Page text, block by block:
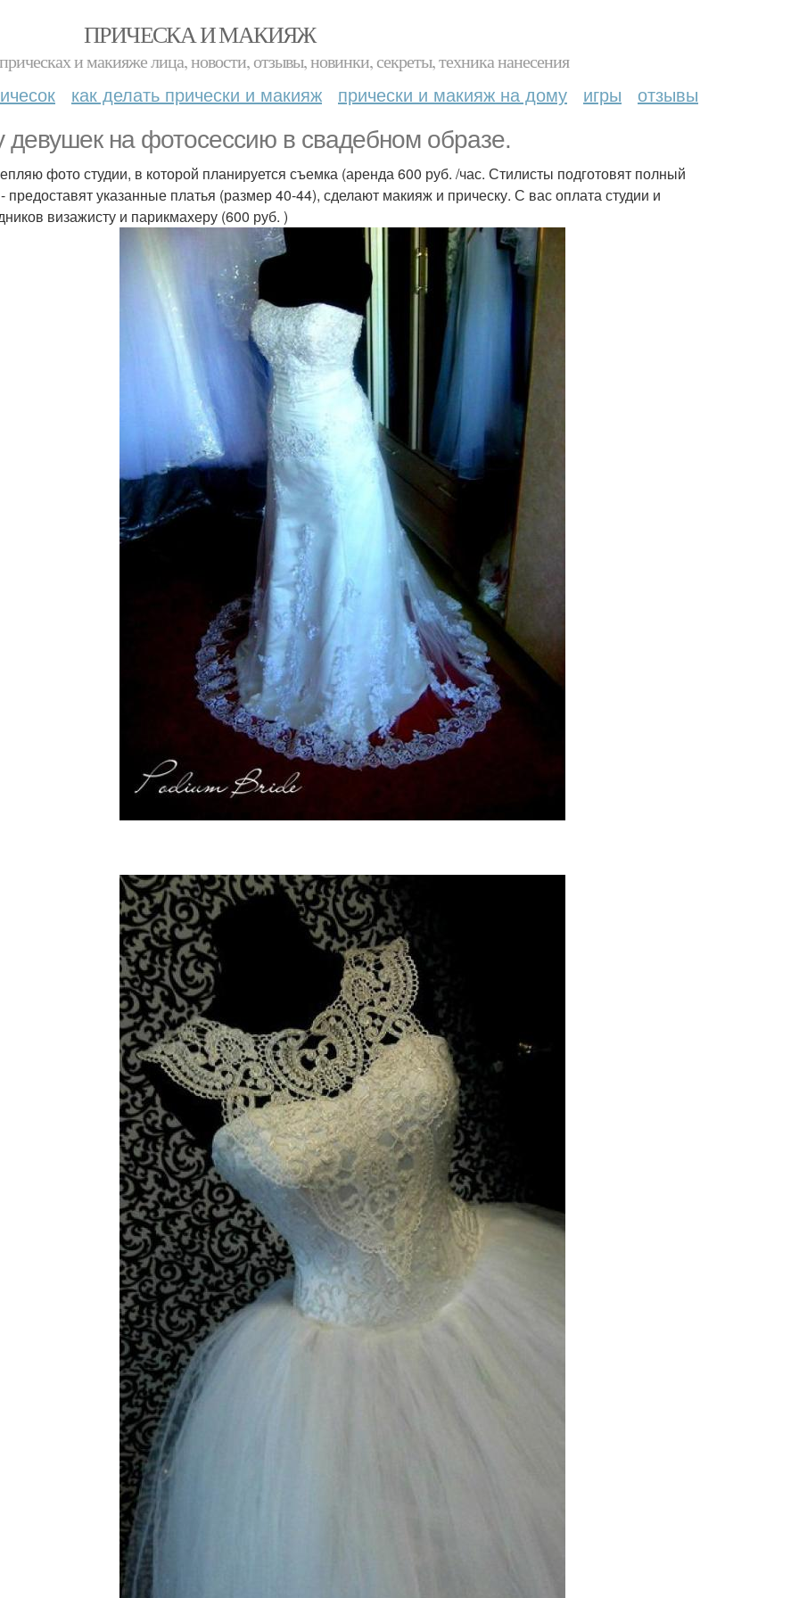
ПРИЧЕСКА И МАКИЯЖ
и макияже лица, новости, отзывы, новинки, секреты, техника нанесения
как делать прически и макияж прически и макияж на дому игры отзывы
на фотосессию в свадебном образе.
фото студии, в которой планируется съемка (аренда 600 руб. /час. Стилисты подготовят полный
предоставят указанные платья (размер 40-44), сделают макияж и прическу. С вас оплата студии и
визажисту и парикмахеру (600 руб. )